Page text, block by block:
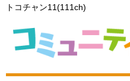
トコチャン11(111ch)